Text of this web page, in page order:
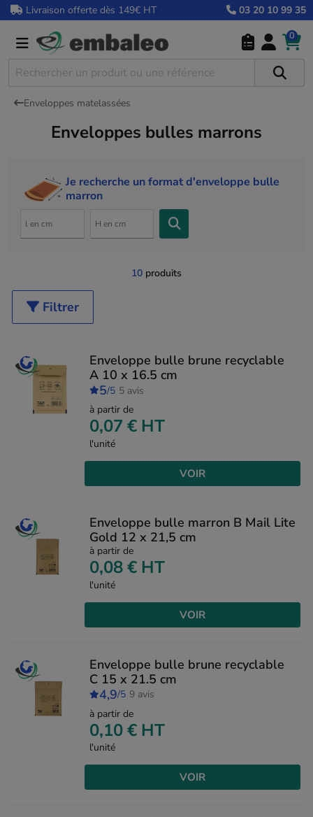
Livraison offerte dès 149€ HT 03 20 10 99 35
0
Enveloppes matelassées
Enveloppes bulles marrons
Je recherche un format d'enveloppe bulle
marron
10 produits
Filtrer
Enveloppe bulle brune recyclable
A 10 x 16.5 cm
5/5 5 avis
à partir de
0,07 € HT
l'unité
VOIR
Enveloppe bulle marron B Mail Lite
Gold 12 x 21,5 cm
à partir de
0,08 € HT
l'unité
VOIR
Enveloppe bulle brune recyclable
C 15 x 21.5 cm
4,9/5 9 avis
à partir de
0,10 € HT
l'unité
VOIR